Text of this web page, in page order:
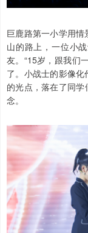
巨鹿路第一小学用
山的路上，一位小
友。“15岁，跟我们
了。小战士的影像
的光点，落在了同
念。